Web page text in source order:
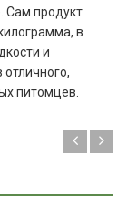
Сам продукт
в
и
питомцев.